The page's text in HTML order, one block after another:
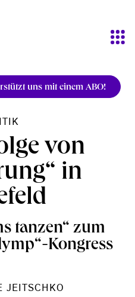
uns mit einem ABO!
von
in
tanzen“ zum
Kongress
JEITSCHKO